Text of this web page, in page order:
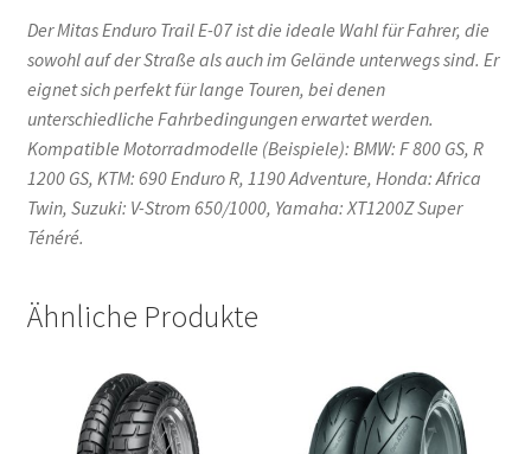
Der Mitas Enduro Trail E-07 ist die ideale Wahl für Fahrer, die
sowohl auf der Straße als auch im Gelände unterwegs sind. Er
eignet sich perfekt für lange Touren, bei denen
unterschiedliche Fahrbedingungen erwartet werden.
Kompatible Motorradmodelle (Beispiele): BMW: F 800 GS, R
1200 GS, KTM: 690 Enduro R, 1190 Adventure, Honda: Africa
Twin, Suzuki: V-Strom 650/1000, Yamaha: XT1200Z Super
Ténéré.
Ähnliche Produkte